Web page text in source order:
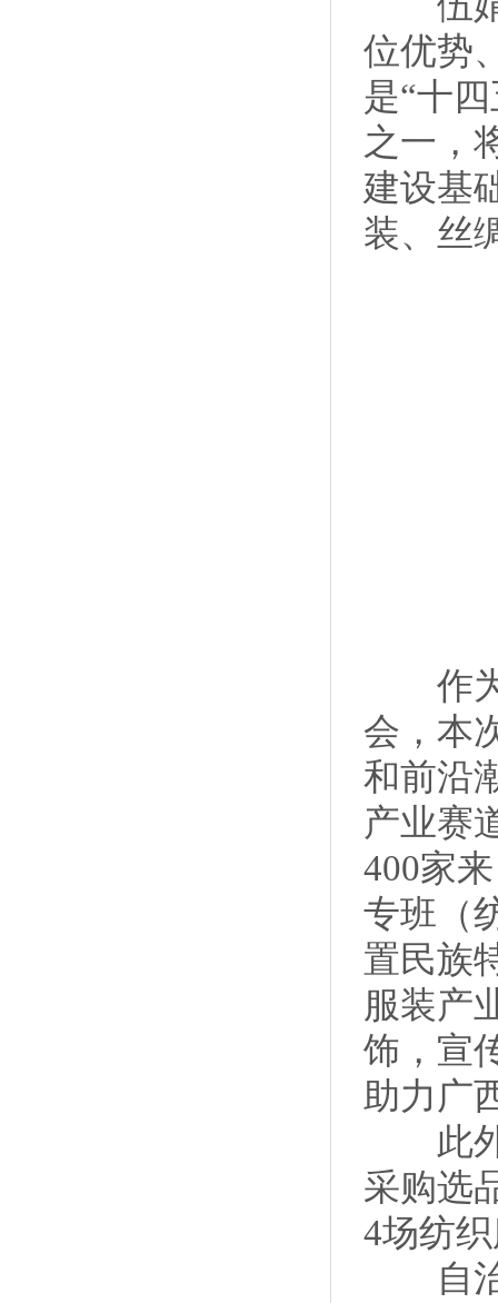
位优势
是“十
之一，
建设基
装、丝
作为
会，本
和前沿
产业赛
400家
专班（
置民族
服装产
饰，宣
助力广
此外
采购选
4场纺
自治